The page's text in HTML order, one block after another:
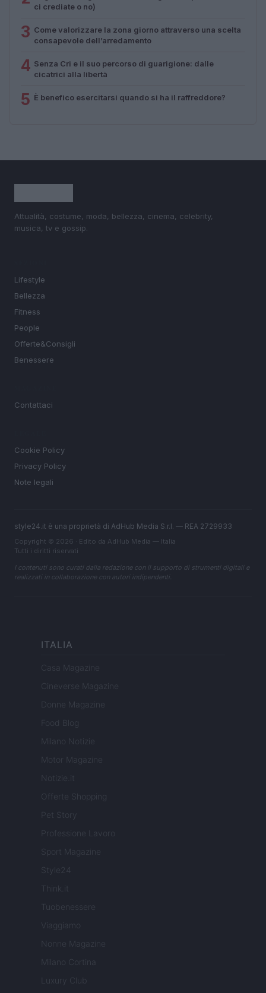
ci crediate o no)
3 Come valorizzare la zona giorno attraverso una scelta
consapevole dell’arredamento
4 Senza Cri e il suo percorso di guarigione: dalle
cicatrici alla libertà
5 È benefico esercitarsi quando si ha il raffreddore?
Attualità, costume, moda, bellezza, cinema, celebrity,
musica, tv e gossip.
Lifestyle
Bellezza
Fitness
People
Offerte&Consigli
Benessere
Contattaci
Cookie Policy
Privacy Policy
Note legali
style24.it è una proprietà di AdHub Media S.r.l. — REA 2729933
Copyright © 2026 · Edito da AdHub Media — Italia
Tutti i diritti riservati
I contenuti sono curati dalla redazione con il supporto di strumenti digitali e
realizzati in collaborazione con autori indipendenti.
ITALIA
Casa Magazine
Cineverse Magazine
Donne Magazine
Food Blog
Milano Notizie
Motor Magazine
Notizie.it
Offerte Shopping
Pet Story
Professione Lavoro
Sport Magazine
Style24
Think.it
Tuobenessere
Viaggiamo
Nonne Magazine
Milano Cortina
Luxury Club